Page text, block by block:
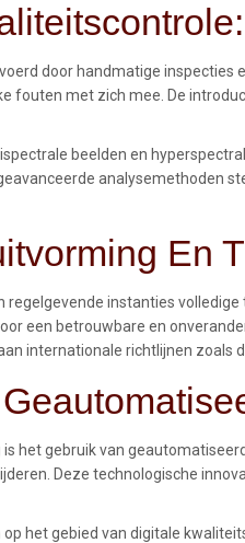
door handmatige
fouten met zich mee. De
beelden en
analysemethoden
En
instanties
een betrouwbare en
internationale richtlijnen zoals
het gebruik van
Deze technologische
het gebied van digitale